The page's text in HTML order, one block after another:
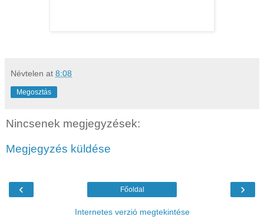
Névtelen at 8:08
Megosztás
Nincsenek megjegyzések:
Megjegyzés küldése
‹ ›
Főoldal
Internetes verzió megtekintése